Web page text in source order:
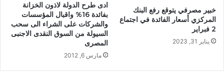
خبير مصرفي يتوقع رفع البنك
المركزي أسعار الفائدة في اجتماع
2 فبراير
يناير 31, 2023
ادى طرح الدولة لاذون الخزانة
بفائدة 16% واقبال المؤسسات
والشركات على الشراء الى سحب
السيولة من السوق النقدى الاجنبى
المصرى
مارس 6, 2012